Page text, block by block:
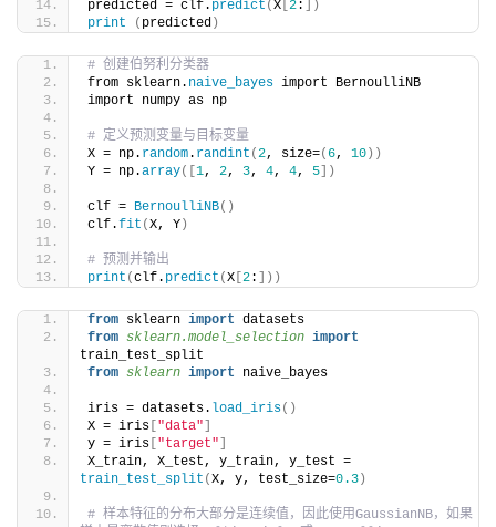
predicted = clf. predict (X [2:
])
print
( predicted )
# 创建伯努利分类器
from sklearn. naive_bayes import BernoulliNB
import numpy as np
# 定义预测变量与目标变量
X = np. random. randint (2, size=( 6, 10 ))
Y = np.array([1, 2, 3, 4, 4, 5 ])
clf = BernoulliNB()
clf.fit (X, Y )
# 预测并输出
print (clf. predict (X [2: ]))
from sklearn import datasets
from sklearn.model_selection import
train_test_split
from sklearn import naive_bayes
iris = datasets. load_iris()
X = iris "data"
y = iris "target"
train_test_split (X, y, test_size=0.3 )
# 样本特征的分布大部分是连续值，因此使用GaussianNB，如果